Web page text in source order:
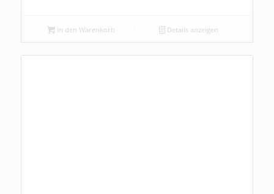
In den Warenkorb Details anzeigen